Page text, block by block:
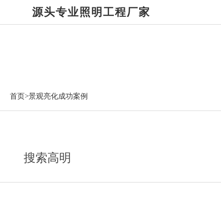
源头专业照明工程厂家
首页>景观亮化成功案例
搜索高明